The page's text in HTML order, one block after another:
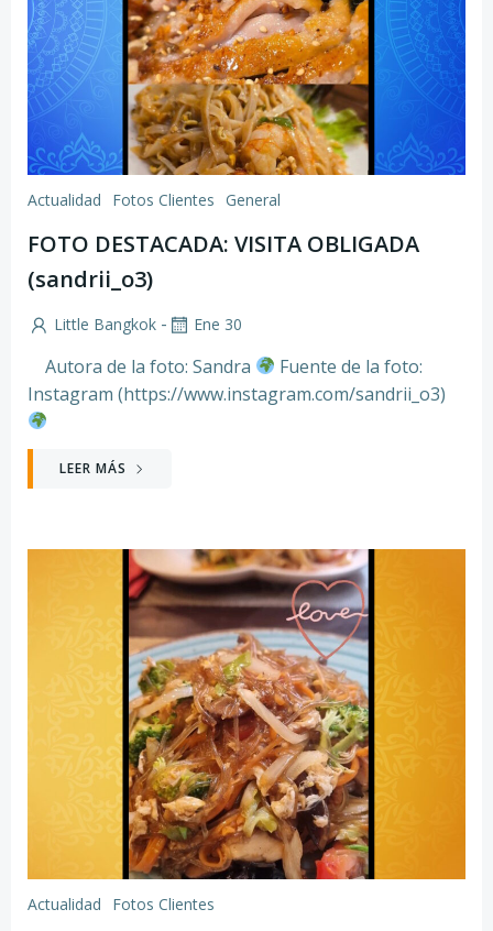
Actualidad Fotos Clientes General
FOTO DESTACADA: VISITA OBLIGADA
(sandrii_o3)
Little Bangkok - Ene 30
Autora de la foto: Sandra
Fuente de la foto:
Instagram (https://www.instagram.com/sandrii_o3)
LEER MÁS
Actualidad Fotos Clientes